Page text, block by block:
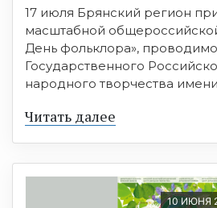
17 июля Брянский регион
масштабной
День фольклора»,
Государственного
народного творчества
Читать далее
10 ИЮНЯ